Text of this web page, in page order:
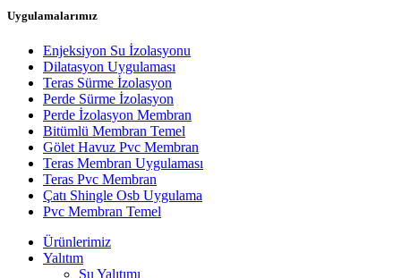
Uygulamalarımız
Enjeksiyon Su İzolasyonu
Dilatasyon Uygulaması
Teras Sürme İzolasyon
Perde Sürme İzolasyon
Perde İzolasyon Membran
Bitümlü Membran Temel
Gölet Havuz Pvc Membran
Teras Membran Uygulaması
Teras Pvc Membran
Çatı Shingle Osb Uygulama
Pvc Membran Temel
Ürünlerimiz
Yalıtım
Su Yalıtımı